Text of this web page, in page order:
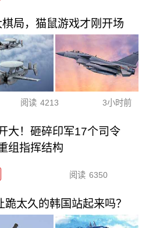
局，猫鼠游戏才刚开场
阅读 4213 3小时前
大！砸碎印军17个司令
组指挥结构
阅读 6350
太久的韩国站起来吗？